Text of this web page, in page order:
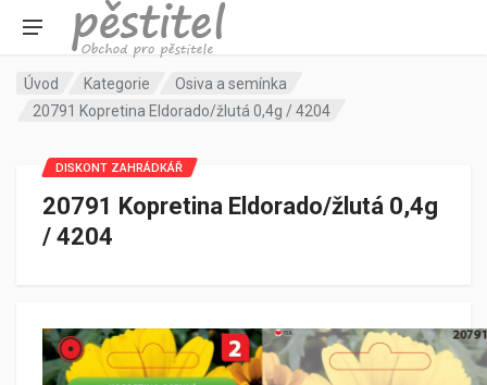
Úvod Kategorie
Osiva a semínka
20791 Kopretina Eldorado/žlutá 0,4g / 4204
20791 Kopretina Eldorado/žlutá 0,4g
/ 4204
DISKONT ZAHRÁDKÁŘ